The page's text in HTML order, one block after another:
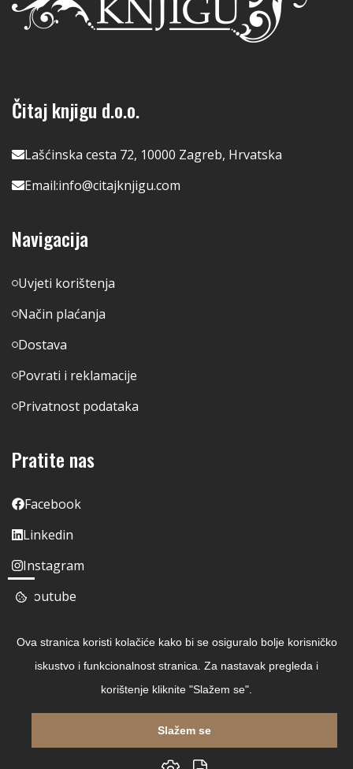
Čitaj knjigu d.o.o.
Lašćinska cesta 72, 10000 Zagreb, Hrvatska
Email:info@citajknjigu.com
Navigacija
Uvjeti korištenja
Način plaćanja
Dostava
Povrati i reklamacije
Privatnost podataka
Pratite nas
Facebook
Linkedin
Instagram
Youtube
Ova stranica koristi kolačiće kako bi se osiguralo bolje korisničko
iskustvo i funkcionalnost stranica. Za nastavak pregleda i
korištenje kliknite "Slažem se".
Slažem se